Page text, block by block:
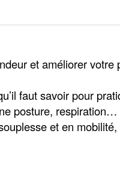
et améliorer votre
faut savoir pour
posture, respiration…
et en